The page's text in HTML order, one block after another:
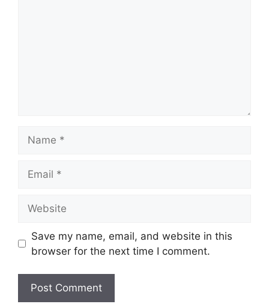
Save my name, email, and website in this
browser for the next time I comment.